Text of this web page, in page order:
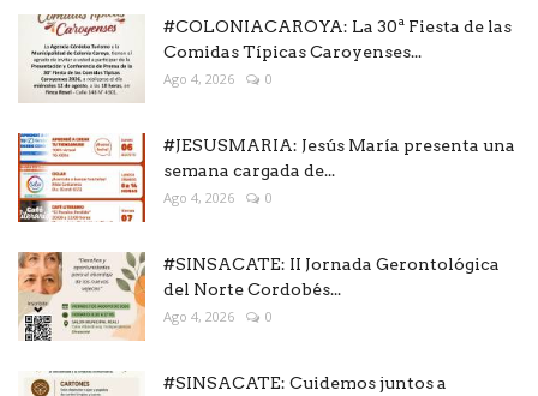
#COLONIACAROYA: La 30ª Fiesta de las
Comidas Típicas Caroyenses...
Ago 4, 2026 0
#JESUSMARIA: Jesús María presenta una
semana cargada de...
Ago 4, 2026 0
#SINSACATE: II Jornada Gerontológica
del Norte Cordobés...
Ago 4, 2026 0
#SINSACATE: Cuidemos juntos a